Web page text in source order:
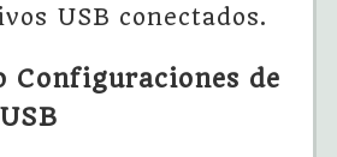
USB conectados.
Configuraciones de